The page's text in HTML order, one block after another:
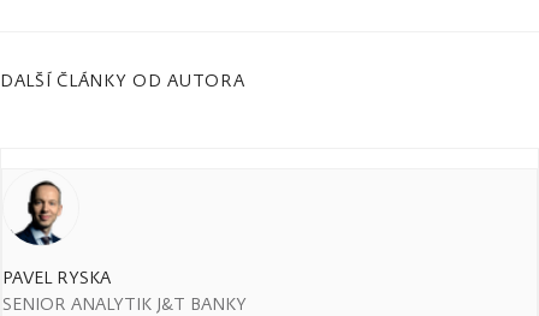
DALŠÍ ČLÁNKY OD AUTORA
PAVEL RYSKA
SENIOR ANALYTIK J&T BANKY